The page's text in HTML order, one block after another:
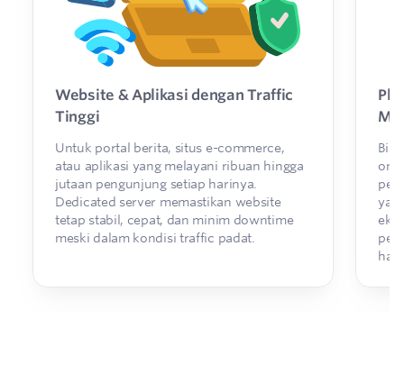
Website & Aplikasi dengan Traffic
Tinggi
Untuk portal berita, situs e-commerce,
atau aplikasi yang melayani ribuan hingga
jutaan pengunjung setiap harinya.
Dedicated server memastikan website
tetap stabil, cepat, dan minim downtime
meski dalam kondisi traffic padat.